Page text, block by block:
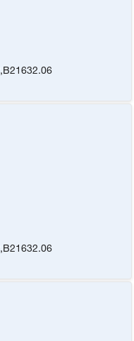
,B21632.06
,B21632.06